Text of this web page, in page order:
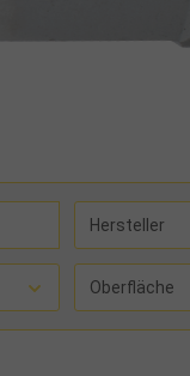
Hersteller
Oberfläche